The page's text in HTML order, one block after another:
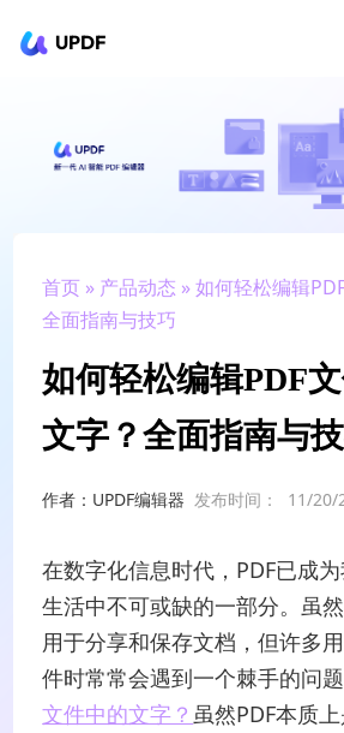
UPDF
AI Agents
政企采购
升级会员
首页 » 产品动态 » 如何轻松编辑
全面指南与技巧
如何轻松编辑PDF
文字？全面指南与
作者：UPDF编辑器 发布时间： 11/20/
在数字化信息时代，PDF已成
生活中不可或缺的一部分。虽
用于分享和保存文档，但许多
件时常常会遇到一个棘手的问
文件中的文字？ 虽然PDF本质